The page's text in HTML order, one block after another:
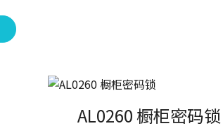
AL0260 橱柜密码锁